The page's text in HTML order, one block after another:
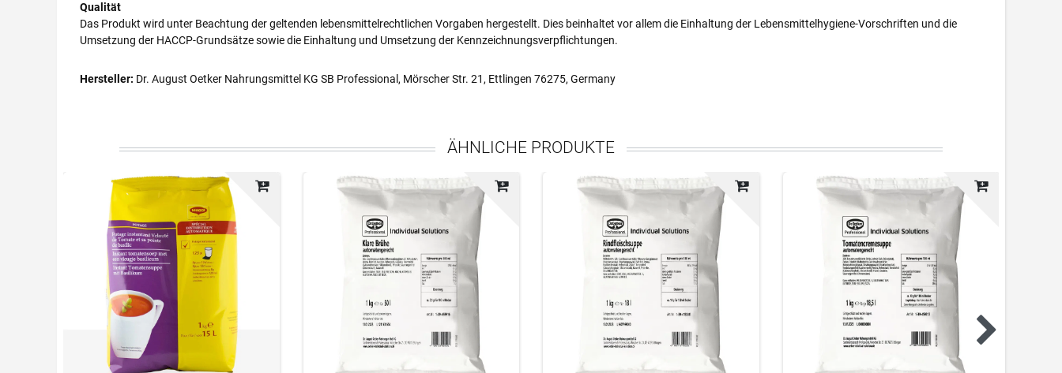
Qualität
Das Produkt wird unter Beachtung der geltenden lebensmittelrechtlichen Vorgaben hergestellt. Dies beinhaltet vor allem die Einhaltung der Lebensmittelhygiene-Vorschriften und die
Umsetzung der HACCP-Grundsätze sowie die Einhaltung und Umsetzung der Kennzeichnungsverpflichtungen.
Hersteller: Dr. August Oetker Nahrungsmittel KG SB Professional, Mörscher Str. 21, Ettlingen 76275, Germany
ÄHNLICHE PRODUKTE